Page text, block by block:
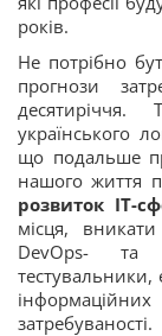
років.
Не потрібно
прогнози
українського
що подальше
нашого життя
розвиток ІТ-
місця,
DevOps- та
тестувальники,
затребуваності.